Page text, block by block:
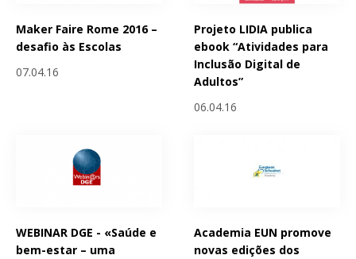
Maker Faire Rome 2016 –
desafio às Escolas
07.04.16
Projeto LIDIA publica
ebook “Atividades para
Inclusão Digital de
Adultos”
06.04.16
WEBINAR DGE - «Saúde e
bem-estar – uma
Academia EUN promove
novas edições dos